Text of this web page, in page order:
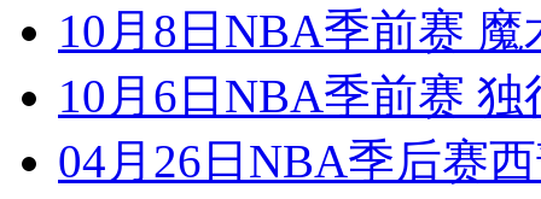
10月8日NBA季前赛
10月6日NBA季前赛
04月26日NBA季后赛